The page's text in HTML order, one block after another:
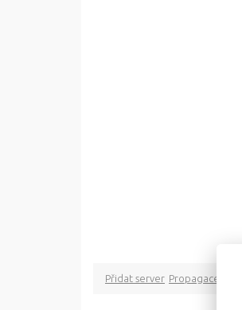
Přidat server Propagace